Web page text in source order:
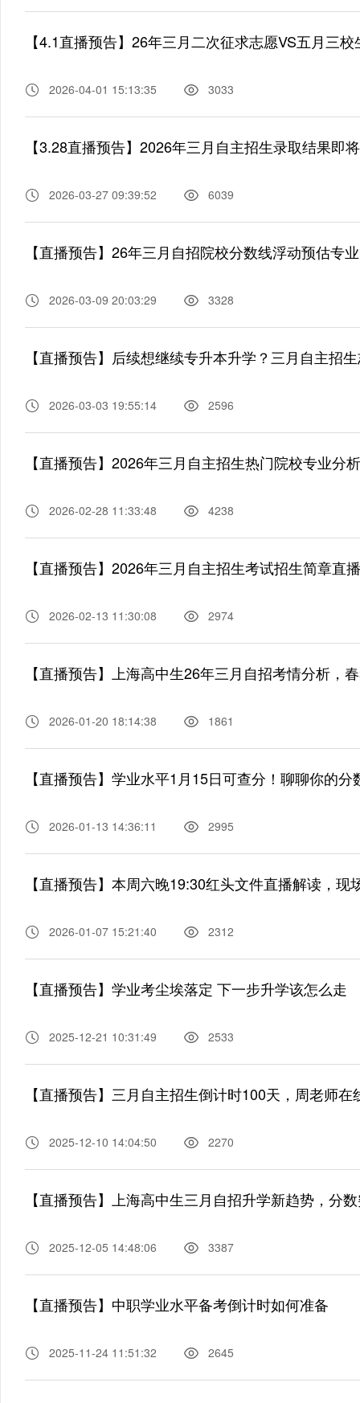
【4.1直播预告】26年三月二次征求志愿VS五月三
2026-04-01 15:13:35 3033
【3.28直播预告】2026年三月自主招生录取结果即
2026-03-27 09:39:52 6039
【直播预告】26年三月自招院校分数线浮动预估专
2026-03-09 20:03:29 3328
【直播预告】后续想继续专升本升学？三月自主招
2026-03-03 19:55:14 2596
【直播预告】2026年三月自主招生热门院校专业分
2026-02-28 11:33:48 4238
【直播预告】2026年三月自主招生考试招生简章直
2026-02-13 11:30:08 2974
【直播预告】上海高中生26年三月自招考情分析，
2026-01-20 18:14:38 1861
【直播预告】学业水平1月15日可查分！聊聊你的
2026-01-13 14:36:11 2995
【直播预告】本周六晚19:30红头文件直播解读，现
2026-01-07 15:21:40 2312
【直播预告】学业考尘埃落定 下一步升学该怎么走
2025-12-21 10:31:49 2533
【直播预告】三月自主招生倒计时100天，周老师在
2025-12-10 14:04:50 2270
【直播预告】上海高中生三月自招升学新趋势，分
2025-12-05 14:48:06 3387
【直播预告】中职学业水平备考倒计时如何准备
2025-11-24 11:51:32 2645